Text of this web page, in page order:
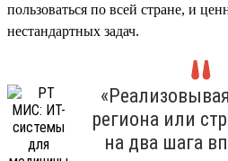
пользоваться по всей стране, и
нестандартных задач.
региона или
на два шага